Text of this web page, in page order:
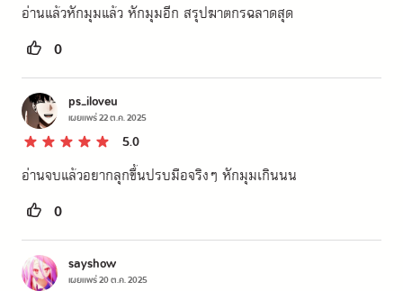
อ่านแล้วหักมุมแล้ว หักมุมอีก สรุปฆาตกรฉลาดสุด
0
ps_iloveu
เผยแพร่22 ต.ค. 2025
5.0
อ่านจบแล้วอยากลุกขึ้นปรบมือจริงๆ หักมุมเกินนน
0
sayshow
เผยแพร่20 ต.ค. 2025